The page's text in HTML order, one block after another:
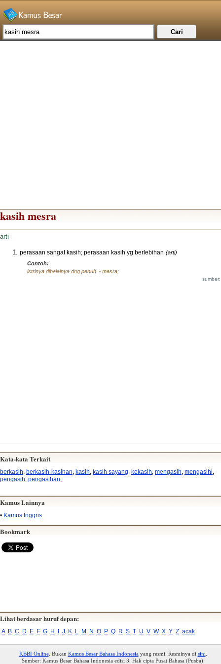
kasih mesra
arti
perasaan sangat kasih; perasaan kasih yg berlebihan (arti)
Contoh:
istrinya dibelainya dng penuh ~ mesra;
Kata-kata Terkait
berkasih berkasih-kasihan kasih kasih sayang kekasih mengasih mengasihi
pengasih pengasihan
Kamus Lainnya
• Kamus Inggris
Bookmark
Lihat berdasar huruf depan:
A B C D E F G H J K L M N O P Q R S T U V W X Y Z acak
KBBI Online. Bukan Kamus Besar Bahasa Indonesiayang resmi. Resminya di sini
Sumber: Kamus Besar Bahasa Indonesia edisi 3. Hak cipta Pusat Bahasa (Pusba).